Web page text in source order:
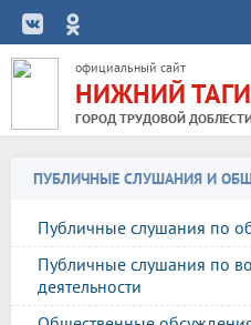
официальный сайт
НИЖНИЙ
ГОРОД ТРУДОВОЙ
ПУБЛИЧНЫЕ СЛУШАНИЯ И
Публичные слушания по
Публичные слушания по
деятельности